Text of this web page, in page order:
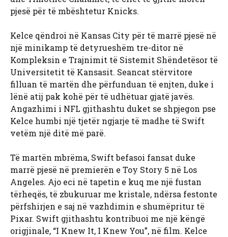
pjesë për të mbështetur Knicks.
Kelce qëndroi në Kansas City për të marrë pjesë në
një minikamp të detyrueshëm tre-ditor në
Kompleksin e Trajnimit të Sistemit Shëndetësor të
Universitetit të Kansasit. Seancat stërvitore
filluan të martën dhe përfunduan të enjten, duke i
lënë atij pak kohë për të udhëtuar gjatë javës.
Angazhimi i NFL gjithashtu duket se shpjegon pse
Kelce humbi një tjetër ngjarje të madhe të Swift
vetëm një ditë më parë.
Të martën mbrëma, Swift befasoi fansat duke
marrë pjesë në premierën e Toy Story 5 në Los
Angeles. Ajo eci në tapetin e kuq me një fustan
tërheqës, të zbukuruar me kristale, ndërsa festonte
përfshirjen e saj në vazhdimin e shumëpritur të
Pixar. Swift gjithashtu kontribuoi me një këngë
origjinale, “I Knew It, I Knew You”, në film. Kelce